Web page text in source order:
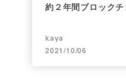
約２年間ブロック
kaya
2021/10/06